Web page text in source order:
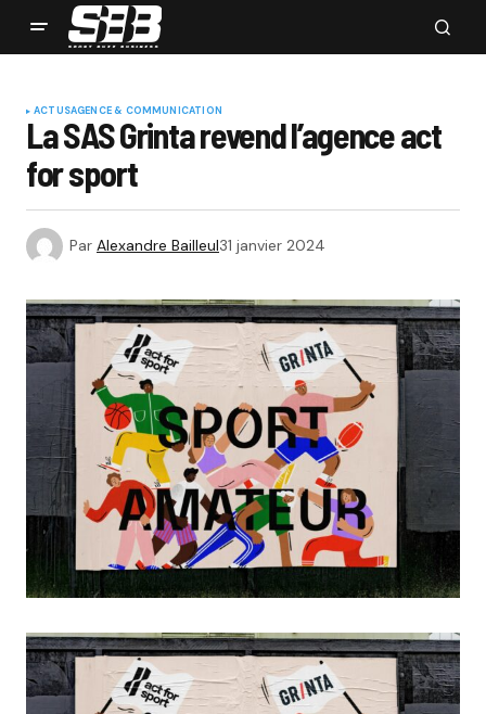
ACTUSAGENCE & COMMUNICATION
La SAS Grinta revend l’agence act
for sport
Par Alexandre Bailleul31 janvier 2024